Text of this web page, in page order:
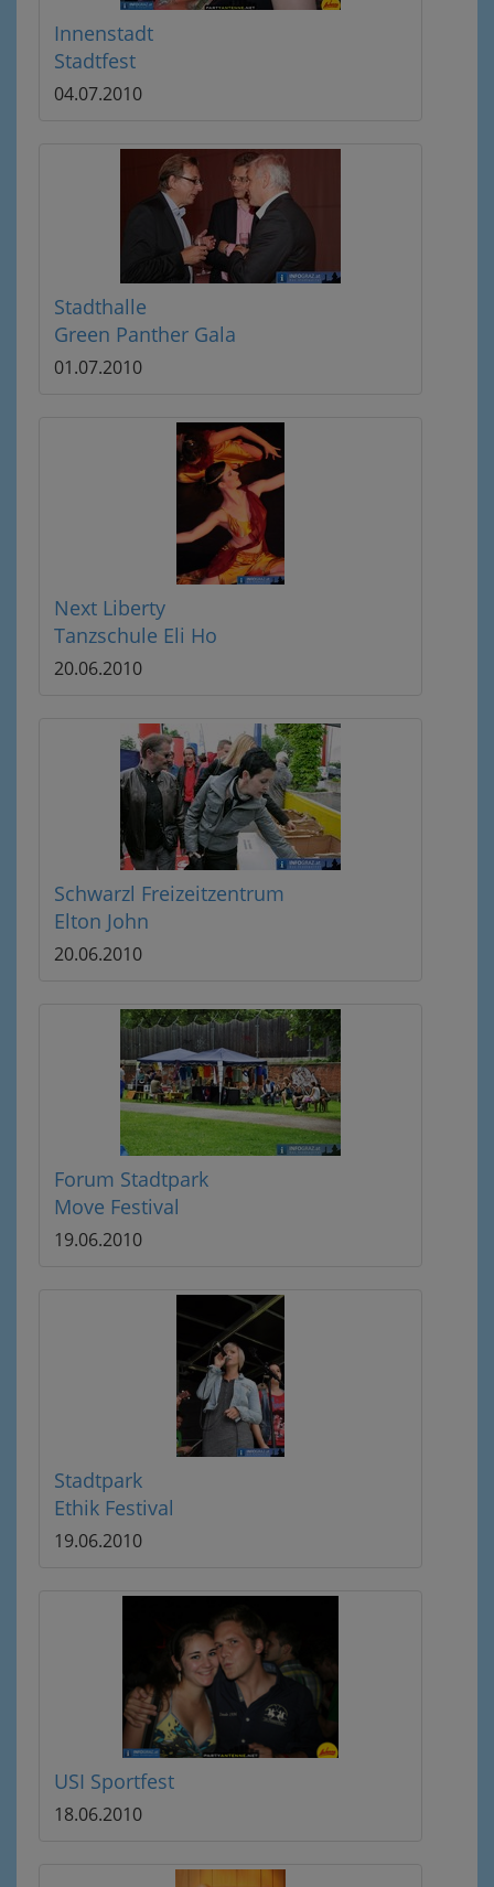
Innenstadt
Stadtfest
04.07.2010
Stadthalle
Green Panther Gala
01.07.2010
Next Liberty
Tanzschule Eli Ho
20.06.2010
Schwarzl Freizeitzentrum
Elton John
20.06.2010
Forum Stadtpark
Move Festival
19.06.2010
Stadtpark
Ethik Festival
19.06.2010
USI Sportfest
18.06.2010